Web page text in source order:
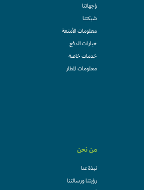
وُجهاتنا
شبكتنا
معلومات الأمتعة
خيارات الدفع
خدمات خاصة
معلومات المطار
من نحن
نبذة عنا
رؤيتنا ورسالتنا